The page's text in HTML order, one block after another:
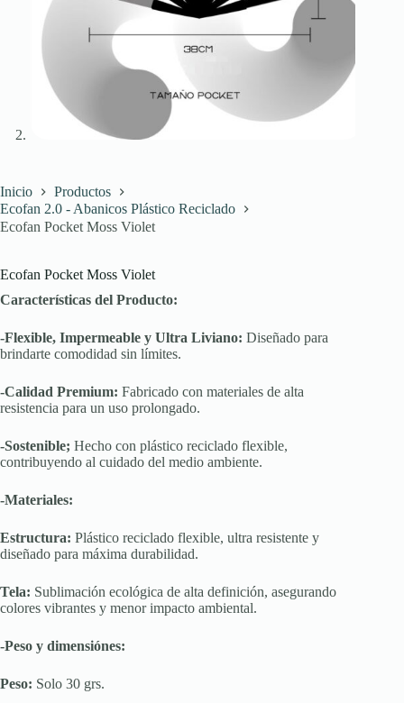
Inicio
Productos
Ecofan 2.0 - Abanicos Plástico Reciclado
Ecofan Pocket Moss Violet
Ecofan Pocket Moss Violet
Características del Producto:
-Flexible, Impermeable y Ultra Liviano: Diseñado para
brindarte comodidad sin límites.
-Calidad Premium: Fabricado con materiales de alta
resistencia para un uso prolongado.
-Sostenible; Hecho con plástico reciclado flexible,
contribuyendo al cuidado del medio ambiente.
-Materiales:
Estructura: Plástico reciclado flexible, ultra resistente y
diseñado para máxima durabilidad.
Tela: Sublimación ecológica de alta definición, asegurando
colores vibrantes y menor impacto ambiental.
-Peso y dimensiónes:
Peso: Solo 30 grs.